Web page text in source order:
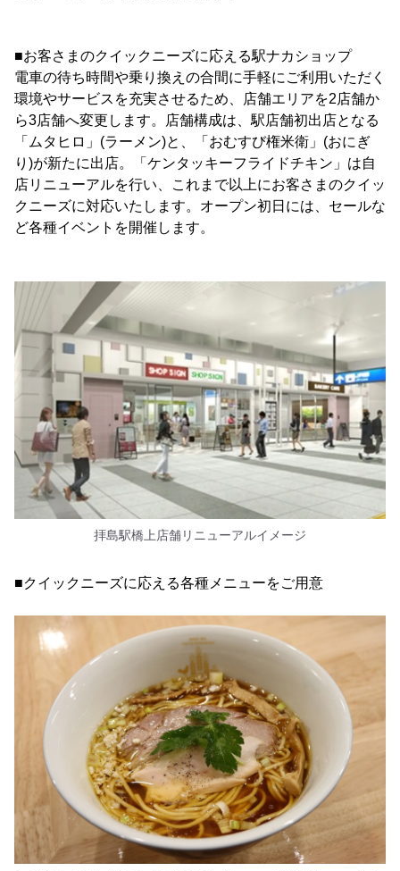
■お客さまのクイックニーズに応える駅ナカショップ
電車の待ち時間や乗り換えの合間に手軽にご利用いただく
環境やサービスを充実させるため、店舗エリアを2店舗か
ら3店舗へ変更します。店舗構成は、駅店舗初出店となる
「ムタヒロ」(ラーメン)と、「おむすび権米衛」(おにぎ
り)が新たに出店。「ケンタッキーフライドチキン」は自
店リニューアルを行い、これまで以上にお客さまのクイッ
クニーズに対応いたします。オープン初日には、セールな
ど各種イベントを開催します。
拝島駅橋上店舗リニューアルイメージ
■クイックニーズに応える各種メニューをご用意